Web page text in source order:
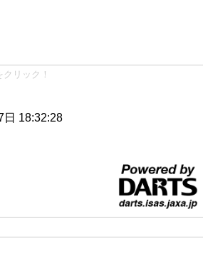
リック！
日 18:32:28